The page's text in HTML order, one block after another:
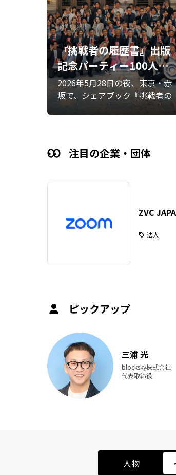
『挑戦者の履歴書』出版
記念パーティー――100人超
の熱意が重なる、新たな
始まりの夜
2026年5月28日の夜、東京・赤
坂で、シェアブック『挑戦者の
履歴書』の出版を記念する大交
会への想いが重なる、熱い時間
注目の企業・団体
ZVC
法人
ピックアップ
三浦 光
blocksky株式会社
代表取締役
人物